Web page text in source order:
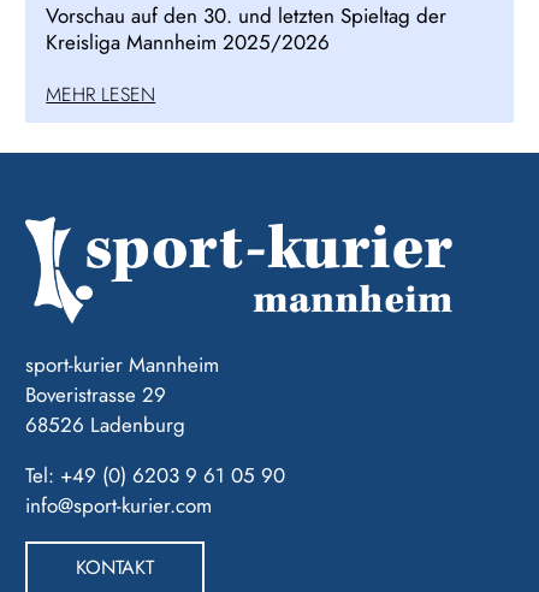
Vorschau auf den 30. und letzten Spieltag der
Kreisliga Mannheim 2025/2026
MEHR LESEN
sport-kurier Mannheim
Boveristrasse 29
68526 Ladenburg
Tel: +49 (0) 6203 9 61 05 90
info@sport-kurier.com
KONTAKT